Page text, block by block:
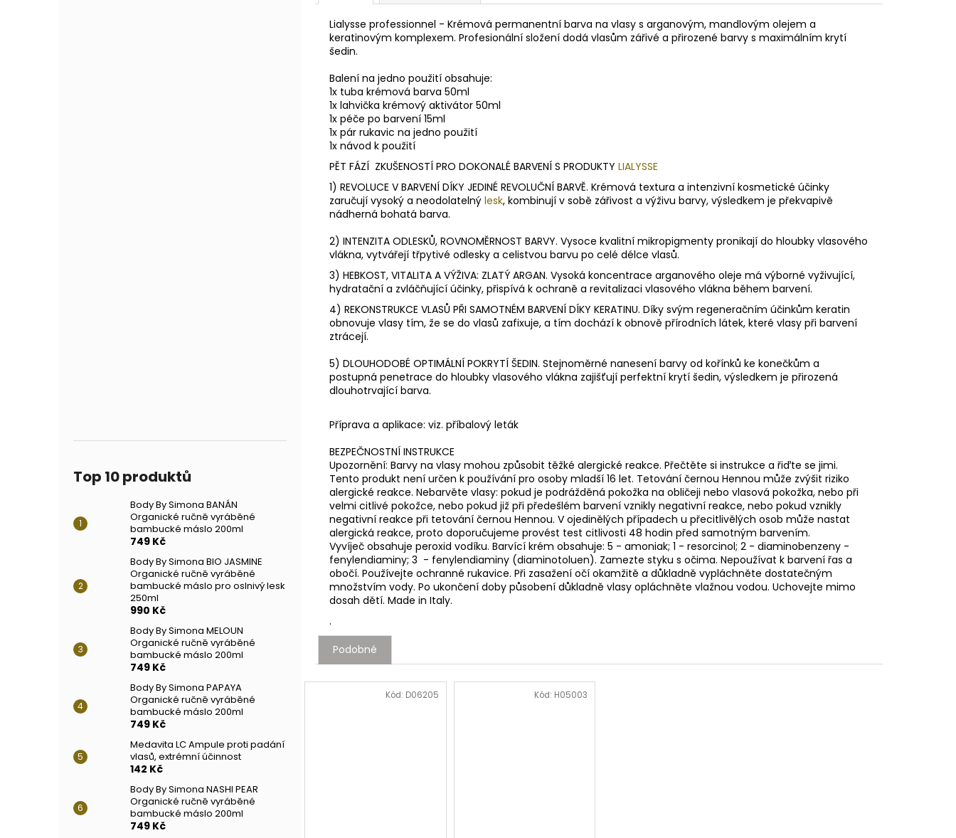
Top 10 produktů
Body By Simona BANÁN
Organické ručně vyráběné
bambucké máslo 200ml
749 Kč
Body By Simona BIO JASMINE
Organické ručně vyráběné
bambucké máslo pro oslnivý lesk
250ml
990 Kč
Body By Simona MELOUN
Organické ručně vyráběné
bambucké máslo 200ml
749 Kč
Body By Simona PAPAYA
Organické ručně vyráběné
bambucké máslo 200ml
749 Kč
Medavita LC Ampule proti padání
vlasů, extrémní účinnost
142 Kč
Body By Simona NASHI PEAR
Organické ručně vyráběné
bambucké máslo 200ml
749 Kč
Lialysse professionnel - Krémová permanentní barva na vlasy s arganovým, mandlovým olejem a
keratinovým komplexem. Profesionální složení dodá vlasům zářivé a přirozené barvy s maximálním krytí
šedin.
Balení na jedno použití obsahuje:
1x tuba krémová barva 50ml
1x lahvička krémový aktivátor 50ml
1x péče po barvení 15ml
1x pár rukavic na jedno použití
1x návod k použití
PĚT FÁZÍ ZKUŠENOSTÍ PRO DOKONALÉ BARVENÍ S PRODUKTY LIALYSSE
1) REVOLUCE V BARVENÍ DÍKY JEDINÉ REVOLUČNÍ BARVĚ. Krémová textura a intenzivní kosmetické účinky
zaručují vysoký a neodolatelný lesk, kombinují v sobě zářivost a výživu barvy, výsledkem je překvapivě
nádherná bohatá barva.
2) INTENZITA ODLESKŮ, ROVNOMĚRNOST BARVY. Vysoce kvalitní mikropigmenty pronikají do hloubky vlasového
vlákna, vytvářejí třpytivé odlesky a celistvou barvu po celé délce vlasů.
3) HEBKOST, VITALITA A VÝŽIVA: ZLATÝ ARGAN. Vysoká koncentrace arganového oleje má výborné vyživující,
hydratační a zvláčňující účinky, přispívá k ochraně a revitalizaci vlasového vlákna během barvení.
4) REKONSTRUKCE VLASŮ PŘI SAMOTNÉM BARVENÍ DÍKY KERATINU. Díky svým regeneračním účinkům keratin
obnovuje vlasy tím, že se do vlasů zafixuje, a tím dochází k obnově přírodních látek, které vlasy při barvení
ztrácejí.
5) DLOUHODOBÉ OPTIMÁLNÍ POKRYTÍ ŠEDIN. Stejnoměrné nanesení barvy od kořínků ke konečkům a
postupná penetrace do hloubky vlasového vlákna zajišťují perfektní krytí šedin, výsledkem je přirozená
dlouhotrvající barva.
Příprava a aplikace: viz. příbalový leták
BEZPEČNOSTNÍ INSTRUKCE
Upozornění: Barvy na vlasy mohou způsobit těžké alergické reakce. Přečtěte si instrukce a řiďte se jimi.
Tento produkt není určen k používání pro osoby mladší 16 let. Tetování černou Hennou může zvýšit riziko
alergické reakce. Nebarvěte vlasy: pokud je podrážděná pokožka na obličeji nebo vlasová pokožka, nebo při
velmi citlivé pokožce, nebo pokud již při předešlém barvení vznikly negativní reakce, nebo pokud vznikly
negativní reakce při tetování černou Hennou. V ojedinělých případech u přecitlivělých osob může nastat
alergická reakce, proto doporučujeme provést test citlivosti 48 hodin před samotným barvením.
Vyvíječ obsahuje peroxid vodíku. Barvící krém obsahuje: 5 - amoniak; 1 - resorcinol; 2 - diaminobenzeny -
fenylendiaminy; 3 - fenylendiaminy (diaminotoluen). Zamezte styku s očima. Nepoužívat k barvení řas a
obočí. Používejte ochranné rukavice. Při zasažení očí okamžitě a důkladně vypláchněte dostatečným
množstvím vody. Po ukončení doby působení důkladně vlasy opláchněte vlažnou vodou. Uchovejte mimo
dosah dětí. Made in Italy.
.
Podobné
Kód: D06205 Kód: H05003